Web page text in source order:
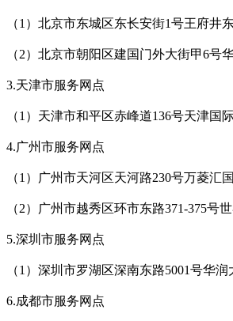
（1）北京市东城区东长安街1号王府井
（2）北京市朝阳区建国门外大街甲6号
3.天津市服务网点
（1）天津市和平区赤峰道136号天津国
4.广州市服务网点
（1）广州市天河区天河路230号万菱汇
（2）广州市越秀区环市东路371-375号
5.深圳市服务网点
（1）深圳市罗湖区深南东路5001号华润
6.成都市服务网点